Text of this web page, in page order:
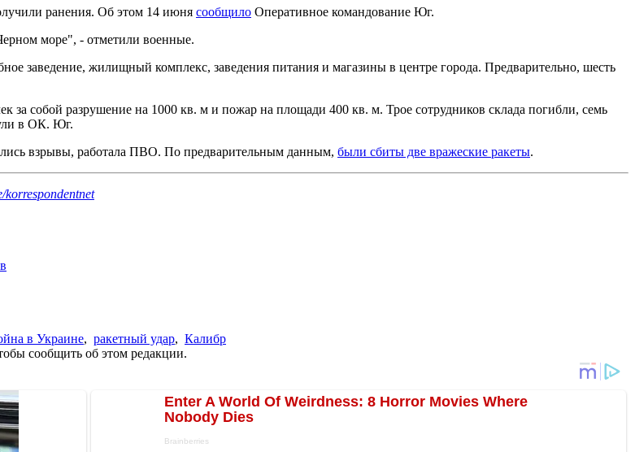
ранения. Об этом 14 июня сообщило Оперативное командование Юг.
море", - отметили военные.
заведение, жилищный комплекс, заведения питания и магазины в центре города. Предварительно, шесть
за собой разрушение на 1000 кв. м и пожар на площади 400 кв. м. Трое сотрудников склада погибли, семь
в ОК. Юг.
взрывы, работала ПВО. По предварительным данным, были сбиты две вражеские ракеты.
korrespondentnet
в Украине, ракетный удар, Калибр
сообщить об этом редакции.